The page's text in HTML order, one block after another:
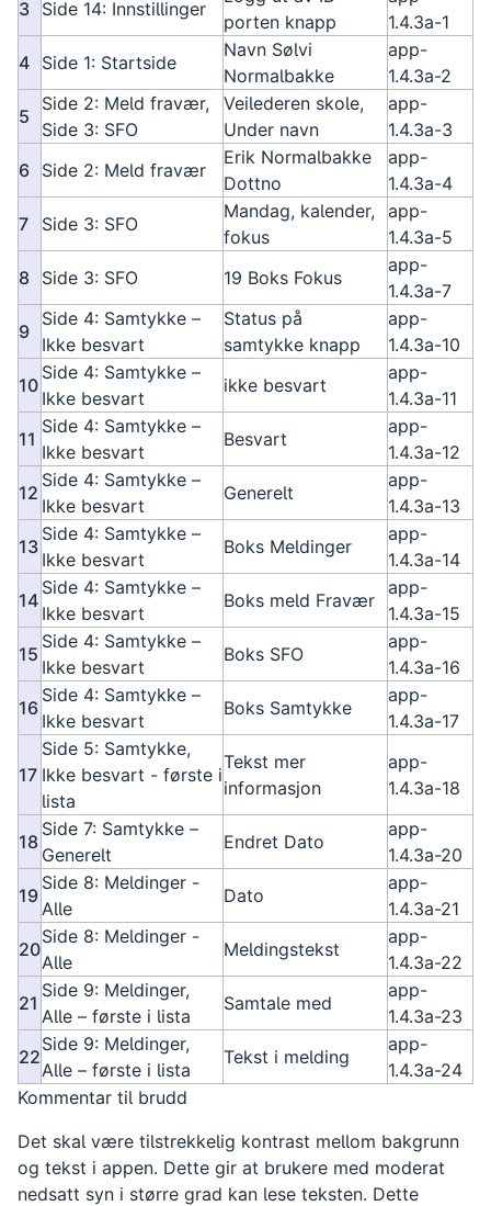
3 Side 14: Innstillinger
porten knapp
1.4.3a-1
4 Side 1: Startside
Navn Sølvi
Normalbakke
app-
1.4.3a-2
5
Side 2: Meld fravær,
Side 3: SFO
Veilederen skole,
Under navn
app-
1.4.3a-3
6 Side 2: Meld fravær
Erik Normalbakke
Dottno
app-
1.4.3a-4
7
Side 3: SFO
Mandag, kalender,
fokus
app-
1.4.3a-5
8
Side 3: SFO 19 Boks Fokus
app-
1.4.3a-7
9
Side 4: Samtykke –
Ikke besvart
Status på
samtykke knapp
app-
1.4.3a-10
10
Side 4: Samtykke –
Ikke besvart
ikke besvart
app-
1.4.3a-11
11
Side 4: Samtykke –
Ikke besvart
Besvart
app-
1.4.3a-12
12
Side 4: Samtykke –
Ikke besvart
Generelt
app-
1.4.3a-13
13
Side 4: Samtykke –
Ikke besvart
Boks Meldinger
app-
1.4.3a-14
14
Side 4: Samtykke –
Ikke besvart
Boks meld Fravær
app-
1.4.3a-15
15
Side 4: Samtykke –
Ikke besvart
Boks SFO
app-
1.4.3a-16
16
Side 4: Samtykke –
Ikke besvart
Boks Samtykke
app-
1.4.3a-17
17
Side 5: Samtykke,
Ikke besvart - første i
lista
Tekst mer
informasjon
app-
1.4.3a-18
18
Side 7: Samtykke –
Generelt
Endret Dato
app-
1.4.3a-20
19
Side 8: Meldinger -
Alle
Dato
app-
1.4.3a-21
20
Side 8: Meldinger -
Alle
Meldingstekst
app-
1.4.3a-22
21
Side 9: Meldinger,
Alle – første i lista
Samtale med
app-
1.4.3a-23
22
Side 9: Meldinger,
Alle – første i lista
Tekst i melding
app-
1.4.3a-24
Kommentar til brudd
Det skal være tilstrekkelig kontrast mellom bakgrunn
og tekst i appen. Dette gir at brukere med moderat
nedsatt syn i større grad kan lese teksten. Dette